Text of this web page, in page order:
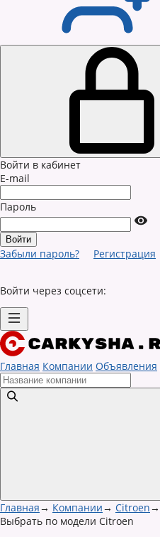
Войти в кабинет
E-mail
Пароль
Забыли пароль? Регистрация
Войти через соцсети:
Главная Компании Объявления
Главная→ Компании→ Citroen→
Выбрать по модели Citroen